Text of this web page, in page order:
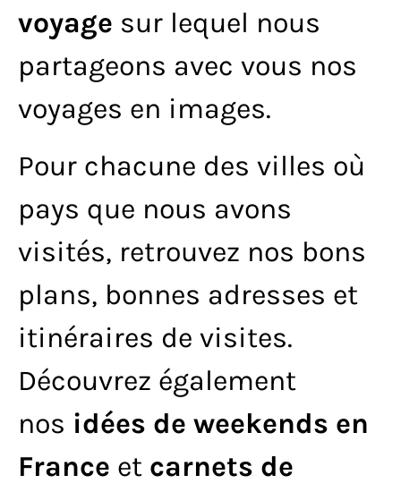
voyage sur lequel nous
partageons avec vous nos
voyages en images.
Pour chacune des villes où
pays que nous avons
visités, retrouvez nos bons
plans, bonnes adresses et
itinéraires de visites.
Découvrez également
nos idées de weekends en
France et carnets de